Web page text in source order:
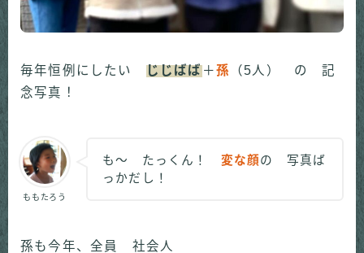
毎年恒例にしたい じじばば ＋孫
（5人） の 記
念写真！
ももたろう
も～ たっくん！ 変な顔の 写真ば
っかだし！
孫も今年、全員 社会人